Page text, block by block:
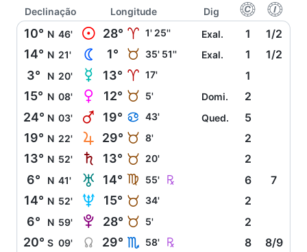
Declinação Longitude Dig f g
10° N 46' M 28° A 1' 25'' Exal. 1 1/2
14° N 21' N 1° B 35' 51'' Exal. 1 1/2
3° N 20' O 13° A 17' 1
15° N 08' P 12° B 5' Domi. 2
24° N 03' Q 19° D 43' Qued. 5
19° N 22' R 29° B 8' 2
13° N 52' S 13° B 20' 2
6° N 41' T 14° F 55' Ç 6 7
14° N 52' U 15° B 34' 2
6° N 59' V 28° B 5' 2
20° S 09' Y 29° H 58' Ç 8 8/9